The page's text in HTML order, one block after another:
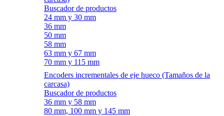
Buscador de productos
24 mm y 30 mm
36 mm
50 mm
58 mm
63 mm y 67 mm
70 mm y 115 mm
Encoders incrementales de eje hueco (Tamaños de la
carcasa)
Buscador de productos
36 mm y 58 mm
80 mm, 100 mm y 145 mm